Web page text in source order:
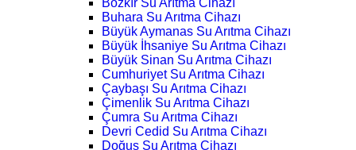
Bozkır Su Arıtma Cihazı
Buhara Su Arıtma Cihazı
Büyük Aymanas Su Arıtma Cihazı
Büyük İhsaniye Su Arıtma Cihazı
Büyük Sinan Su Arıtma Cihazı
Cumhuriyet Su Arıtma Cihazı
Çaybaşı Su Arıtma Cihazı
Çimenlik Su Arıtma Cihazı
Çumra Su Arıtma Cihazı
Devri Cedid Su Arıtma Cihazı
Doğuş Su Arıtma Cihazı